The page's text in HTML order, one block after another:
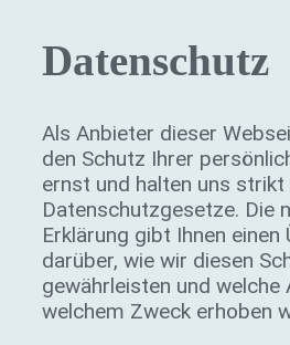
Datenschutz
Als Anbieter dieser
den Schutz Ihrer
ernst und halten uns strikt
Datenschutzgesetze. Die
Erklärung gibt Ihnen einen
darüber, wie wir diesen
gewährleisten und welche
welchem Zweck erhoben